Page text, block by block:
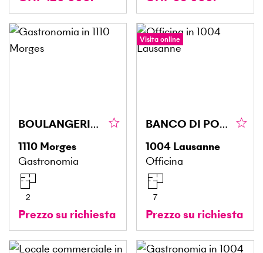
BOULANGERIE AVEC BONNE SITUATION
1110 Morges
Gastronomia
2
Prezzo su richiesta
Visita online
BANCO DI POTENZA PER AUTOVEICOLI
1004 Lausanne
Officina
7
Prezzo su richiesta